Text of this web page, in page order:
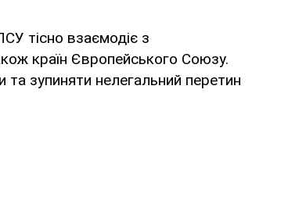
тісно взаємодіє з
країн Європейського Союзу.
зупиняти нелегальний перетин